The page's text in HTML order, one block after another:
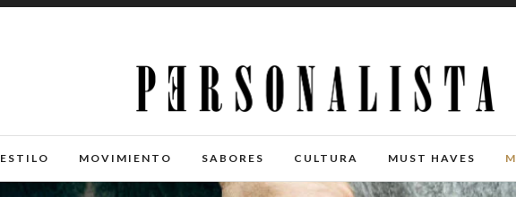
ESTILO MOVIMIENTO SABORES CULTURA MUST HAVES